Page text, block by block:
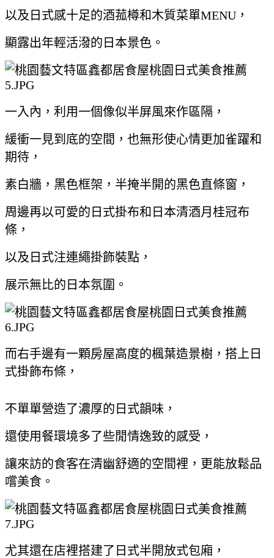
以及日式感十足的酒菰樽和木質菜單MENU，
顯露出年輕活潑的日本景色。
一入內，利用一個像似半屏風來作區隔，
緩衝一見到底的空間，也無形使心情更加雀躍和
期待，
素白牆，黑色框架，半掩半開的黑色直條窗，
周邊再以可愛的日式掛布和日本清酒月桂冠布
條，
以及日式注連繩掛飾裝點，
展示無比的日本氛圍。
而右手邊有一顆房屋高度的楓葉造景樹，搭上日
式掛飾布條，
不單單營造了濃厚的日式韻味，
還使用餐環境多了些閒情逸致的感受，
讓來訪的食客在清幽舒適的空間裡，更能放鬆品
嚐美食。
尤其還在店裡搭建了日式半開放式包廂，